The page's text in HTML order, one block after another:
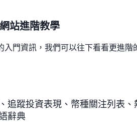
站進階教學
入門資訊，我們可以往下看看更進階
追蹤投資表現、幣種關注列表、
辭典